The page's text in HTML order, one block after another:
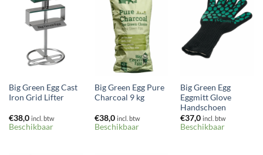
Toevoegen
aan
verlanglijst
Big Green Egg Cast
Iron Grid Lifter
€38,0 incl. btw
Beschikbaar
Toevoegen
aan
verlanglijst
Big Green Egg Pure
Charcoal 9 kg
€38,0 incl. btw
Beschikbaar
Toevoegen
aan
verlanglijst
Big Green Egg
Eggmitt Glove
Handschoen
€37,0 incl. btw
Beschikbaar